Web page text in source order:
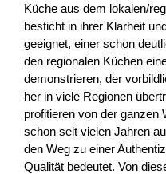
Küche aus dem lokalen/
besticht in ihrer Klarheit
geeignet, einer schon
den regionalen Küchen
demonstrieren, der
her in viele Regionen
profitieren von der ganzen
schon seit vielen Jahren
den Weg zu einer
Qualität bedeutet. Von